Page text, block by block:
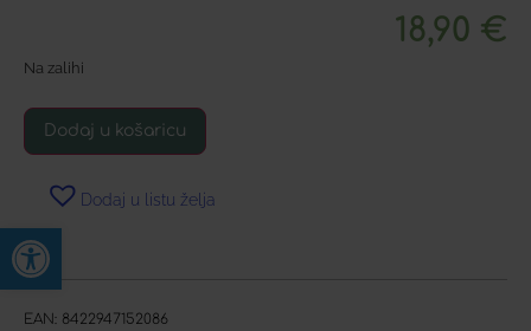
Open toolbar
18,90 €
Na zalihi
Dodaj u košaricu
Dodaj u listu želja
EAN: 8422947152086